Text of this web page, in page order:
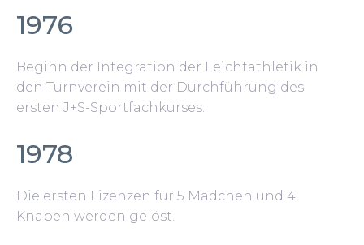
1976
Beginn der Integration der Leichtathletik in
den Turnverein mit der Durchführung des
ersten J+S-Sportfachkurses.
1978
Die ersten Lizenzen für 5 Mädchen und 4
Knaben werden gelöst.